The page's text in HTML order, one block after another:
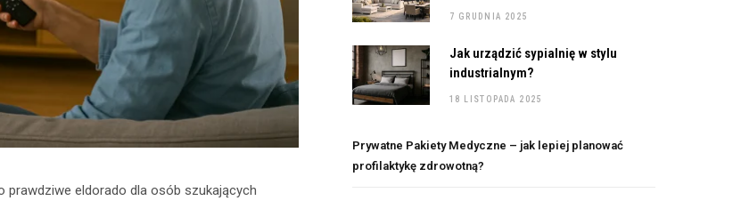
prawdziwe eldorado dla osób szukających
7 GRUDNIA 2025
Jak urządzić sypialnię w stylu
industrialnym?
18 LISTOPADA 2025
Prywatne Pakiety Medyczne – jak lepiej planować
profilaktykę zdrowotną?